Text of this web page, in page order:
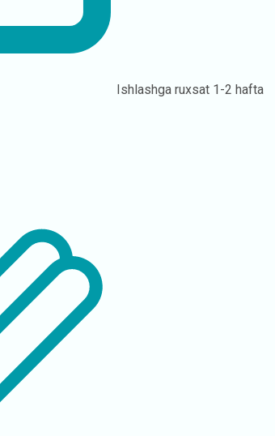
Ishlashga ruxsat 1-2 hafta